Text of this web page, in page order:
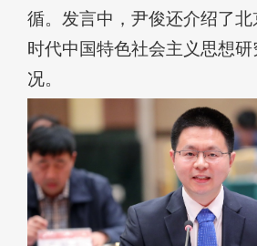
循。发言中，尹俊还介绍了
时代中国特色社会主义思想
况。